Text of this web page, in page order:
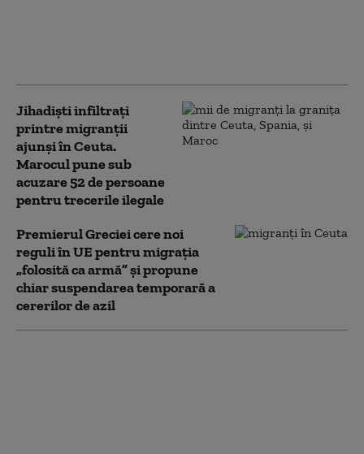
Jihadiști infiltrați
printre migranții
ajunși în Ceuta.
Marocul pune sub
acuzare 52 de persoane
pentru trecerile ilegale
Premierul Greciei cere noi
reguli în UE pentru migrația
„folosită ca armă” și propune
chiar suspendarea temporară a
cererilor de azil